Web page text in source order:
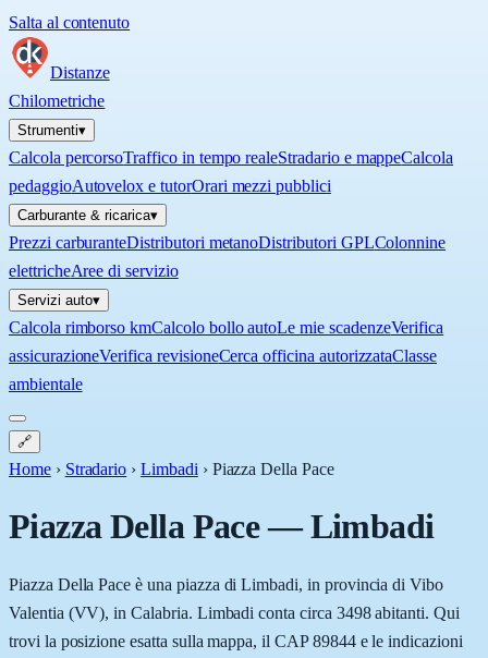
Salta al contenuto
Distanze
Chilometriche
Strumenti▾
Calcola percorsoTraffico in tempo realeStradario e mappeCalcola
pedaggioAutovelox e tutorOrari mezzi pubblici
Carburante & ricarica▾
Prezzi carburanteDistributori metanoDistributori GPLColonnine
elettricheAree di servizio
Servizi auto▾
Calcola rimborso kmCalcolo bollo autoLe mie scadenzeVerifica
assicurazioneVerifica revisioneCerca officina autorizzataClasse
ambientale
🔗
Home › Stradario › Limbadi › Piazza Della Pace
Piazza Della Pace—Limbadi
Piazza Della Pace è una piazza di Limbadi, in provincia di Vibo
Valentia (VV), in Calabria. Limbadi conta circa 3498 abitanti. Qui
trovi la posizione esatta sulla mappa, il CAP 89844 e le indicazioni